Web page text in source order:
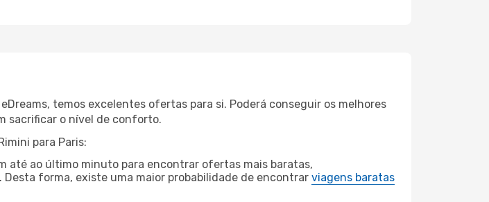
temos excelentes ofertas para si. Poderá conseguir os melhores
sacrificar o nível de conforto.
para Paris:
até ao último minuto para encontrar ofertas mais baratas,
forma, existe uma maior probabilidade de encontrar viagens baratas